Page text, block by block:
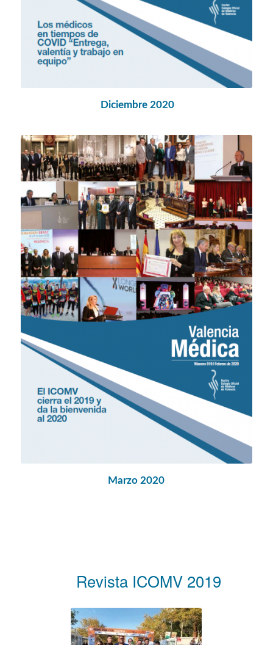
Diciembre 2020
Marzo 2020
Revista ICOMV 2019